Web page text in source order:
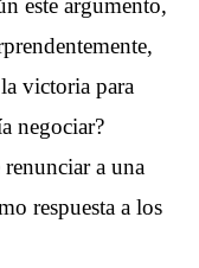
este argumento,
victoria para
negociar?
a una
respuesta a los